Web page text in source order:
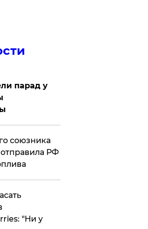
парад у
союзника
РФ
"Ни у